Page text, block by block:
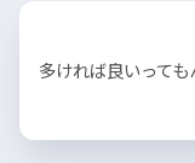
多ければ良いって